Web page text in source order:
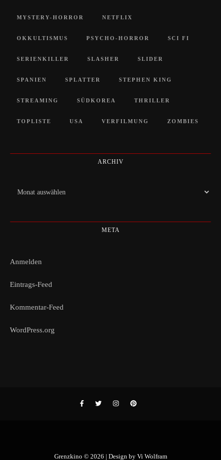
MYSTERY-HORROR NETFLIX
OKKULTISMUS PSYCHO-HORROR SCI FI
SERIENKILLER SLASHER SLIDER
SPANIEN SPLATTER STEPHEN KING
STREAMING SÜDKOREA THRILLER
TOPLISTE USA VERFILMUNG ZOMBIES
ARCHIV
Archiv
META
Anmelden
Eintrags-Feed
Kommentar-Feed
WordPress.org
Grenzkino © 2026 | Design by Vi Wolfram